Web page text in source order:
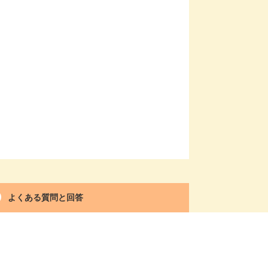
よくある質問と回答